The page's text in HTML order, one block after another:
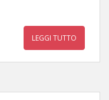
LEGGI TUTTO